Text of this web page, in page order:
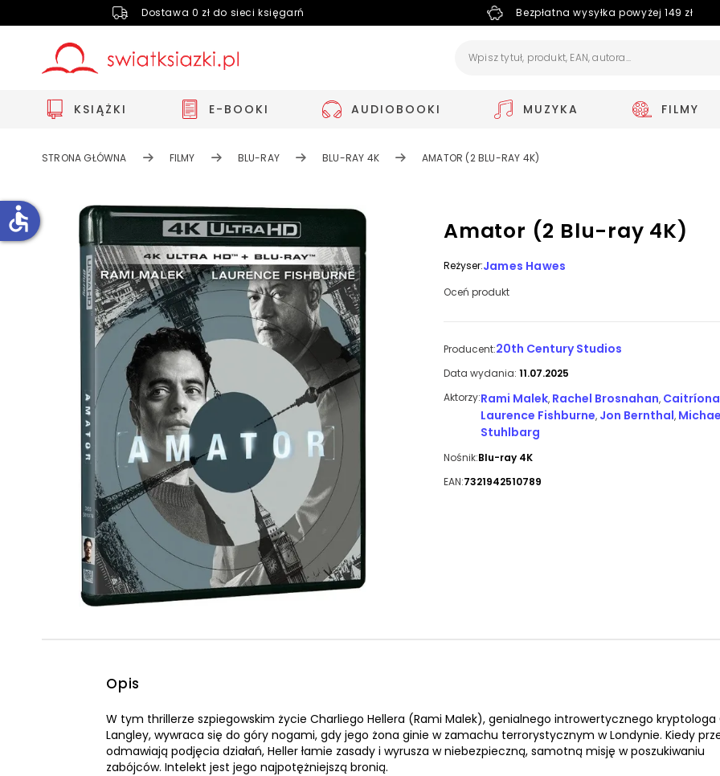
Dostawa 0 zł do sieci księgarń Bezpłatna wysyłka powyżej 149 zł
KSIĄŻKI E-BOOKI AUDIOBOOKI MUZYKA FILMY
STRONA GŁÓWNA FILMY BLU-RAY BLU-RAY 4K AMATOR (2 BLU-RAY 4K)
Amator (2 Blu-ray 4K)
Reżyser:James Hawes
Oceń produkt
Producent:20th Century Studios
Data wydania: 11.07.2025
Aktorzy:Rami Malek, Rachel Brosnahan,
Laurence Fishburne, Jon Bernthal,
Stuhlbarg
Nośnik:Blu-ray 4K
EAN:7321942510789
Opis
W tym thrillerze szpiegowskim życie Charliego Hellera (Rami Malek), genialnego introwertycznego kryptologa
Langley, wywraca się do góry nogami, gdy jego żona ginie w zamachu terrorystycznym w Londynie. Kiedy
odmawiają podjęcia działań, Heller łamie zasady i wyrusza w niebezpieczną, samotną misję w poszukiwaniu
zabójców. Intelekt jest jego najpotężniejszą bronią.
accessible
Zwiększ rozmiar czcionki
Zmniejsz rozmiar czcionki
Odwróć kolory
Skala szarości
Powiększony kursor
Pomoc w czytaniu
Podkreślenie linków